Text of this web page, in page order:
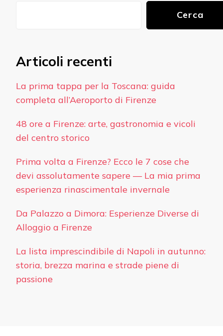
Cerca
Articoli recenti
La prima tappa per la Toscana: guida
completa all’Aeroporto di Firenze
48 ore a Firenze: arte, gastronomia e vicoli
del centro storico
Prima volta a Firenze? Ecco le 7 cose che
devi assolutamente sapere — La mia prima
esperienza rinascimentale invernale
Da Palazzo a Dimora: Esperienze Diverse di
Alloggio a Firenze
La lista imprescindibile di Napoli in autunno:
storia, brezza marina e strade piene di
passione